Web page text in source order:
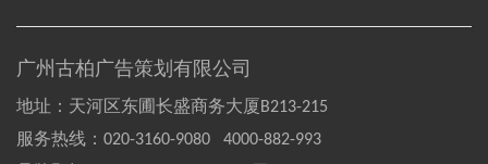
广州古柏广告策划有限公司
地址：天河区东圃长盛商务大厦B213-215
服务热线： 020-3160-9080 4000-882-993